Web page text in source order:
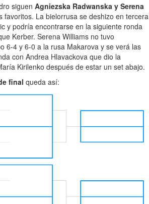
siguen Agniezska Radwanska y Serena
favoritos. La bielorrusa se deshizo en tercera
y podría encontrarse en la siguiente ronda
Kerber. Serena Williams no tuvo
6-4 y 6-0 a la rusa Makarova y se verá las
con Andrea Hlavackova que dio la
Kirilenko después de estar un set abajo.
final queda así: